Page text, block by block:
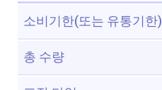
소비기한(또는 유통기한)
총 수량